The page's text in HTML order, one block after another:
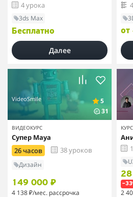
4 урока
3ds Max
Бесплатно
Далее
от
VideoSmile
5
31
ВИДЕОКУРС
Супер Maya
26 часов
38 уроков
Дизайн
149 000 ₽
4 138 ₽/мес. рассрочка
КУРС
2